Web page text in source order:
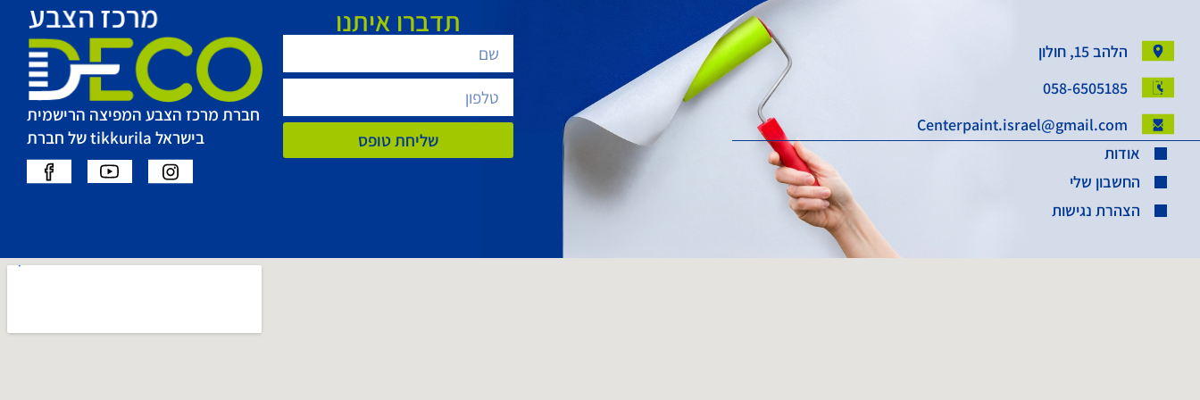
הלהב 15, חולון
058-6505185
Centerpaint.israel@gmail.com
אודות
החשבון שלי
הצהרת נגישות
תדברו איתנו
שליחת טופס
חברת מרכז הצבע המפיצה הרישמית
בישראל tikkurila של חברת